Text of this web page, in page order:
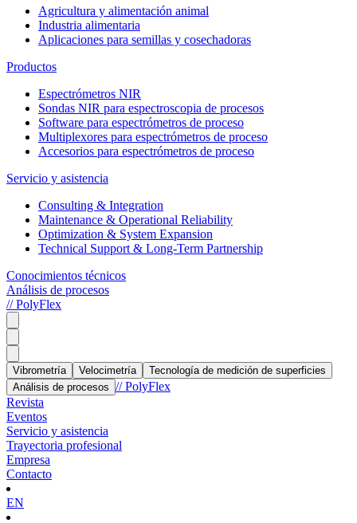
Agricultura y alimentación animal
Industria alimentaria
Aplicaciones para semillas y cosechadoras
Productos
Espectrómetros NIR
Sondas NIR para espectroscopia de procesos
Software para espectrómetros de proceso
Multiplexores para espectrómetros de proceso
Accesorios para espectrómetros de proceso
Servicio y asistencia
Consulting & Integration
Maintenance & Operational Reliability
Optimization & System Expansion
Technical Support & Long-Term Partnership
Conocimientos técnicos
Análisis de procesos
// PolyFlex
Vibrometría Velocimetría
Tecnología de medición de superficies
Análisis de procesos // PolyFlex
Revista
Eventos
Servicio y asistencia
Trayectoria profesional
Empresa
Contacto
EN